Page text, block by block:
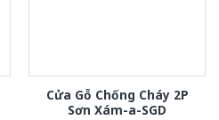
Cửa Gỗ Chống Cháy 2P
Sơn Xám-a-SGD